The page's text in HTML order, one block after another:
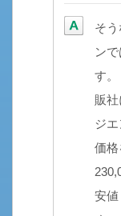
そ
ン
す。
販
ジ
価格
安値